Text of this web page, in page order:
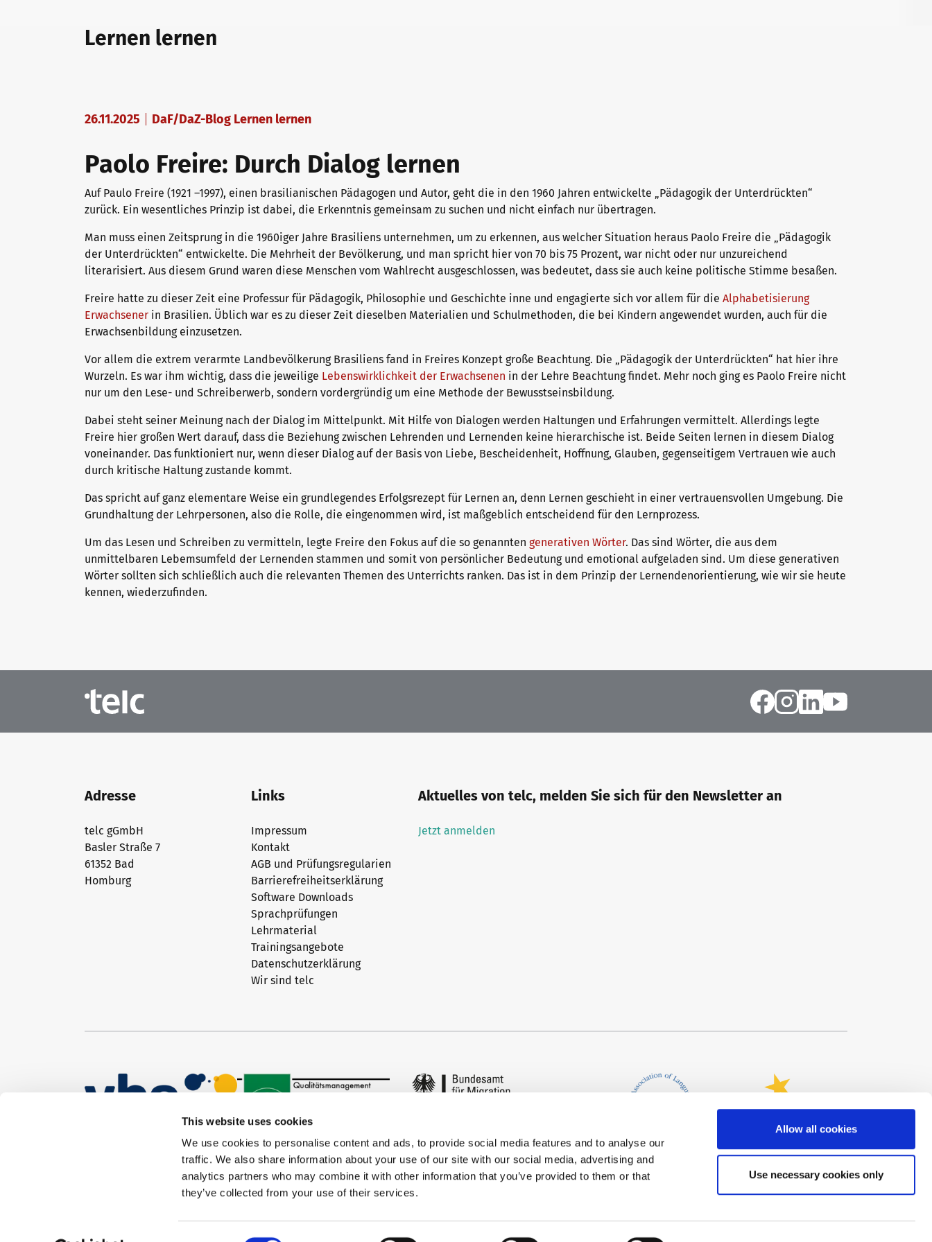
This website uses cookies
We use cookies to personalise content and ads, to provide social media features and to analyse our
traffic. We also share information about your use of our site with our social media, advertising and
analytics partners who may combine it with other information that you’ve provided to them or that
they’ve collected from your use of their services.
Allow all cookies
Use necessary cookies only
Einstufungstest
Infos für Prüfungszentren
telc Zertifikate DIGITAL
Warum telc Zertifikate?
Verifikation von telc Zertifikaten
Sprachprüfungen: Support & FAQ
Verlagsprogramm: Support & FAQ
Downloadbereich
Infopakete
ZQ BSK
Qualifizierung Prüfungsverantwortung
Qualifikationsphasen
Trainingsformate
DaF/DaZ Blog
Training: Support & FAQ
Wir sind telc
telc in der Presse
Karriere
Meet telc
ShopCampus
Lernen lernen
26.11.2025 DaF/DaZ-Blog Lernen lernen
Paolo Freire: Durch Dialog lernen
Auf Paulo Freire (1921 –1997), einen brasilianischen Pädagogen und Autor, geht die in den 1960 Jahren entwickelte „Pädagogik der Unterdrückten“
zurück. Ein wesentliches Prinzip ist dabei, die Erkenntnis gemeinsam zu suchen und nicht einfach nur übertragen.
Man muss einen Zeitsprung in die 1960iger Jahre Brasiliens unternehmen, um zu erkennen, aus welcher Situation heraus Paolo Freire die „Pädagogik
der Unterdrückten“ entwickelte. Die Mehrheit der Bevölkerung, und man spricht hier von 70 bis 75 Prozent, war nicht oder nur unzureichend
literarisiert. Aus diesem Grund waren diese Menschen vom Wahlrecht ausgeschlossen, was bedeutet, dass sie auch keine politische Stimme besaßen.
Freire hatte zu dieser Zeit eine Professur für Pädagogik, Philosophie und Geschichte inne und engagierte sich vor allem für die Alphabetisierung
Erwachsener in Brasilien. Üblich war es zu dieser Zeit dieselben Materialien und Schulmethoden, die bei Kindern angewendet wurden, auch für die
Erwachsenbildung einzusetzen.
Vor allem die extrem verarmte Landbevölkerung Brasiliens fand in Freires Konzept große Beachtung. Die „Pädagogik der Unterdrückten“ hat hier ihre
Wurzeln. Es war ihm wichtig, dass die jeweilige Lebenswirklichkeit der Erwachsenen in der Lehre Beachtung findet. Mehr noch ging es Paolo Freire nicht
nur um den Lese- und Schreiberwerb, sondern vordergründig um eine Methode der Bewusstseinsbildung.
Dabei steht seiner Meinung nach der Dialog im Mittelpunkt. Mit Hilfe von Dialogen werden Haltungen und Erfahrungen vermittelt. Allerdings legte
Freire hier großen Wert darauf, dass die Beziehung zwischen Lehrenden und Lernenden keine hierarchische ist. Beide Seiten lernen in diesem Dialog
voneinander. Das funktioniert nur, wenn dieser Dialog auf der Basis von Liebe, Bescheidenheit, Hoffnung, Glauben, gegenseitigem Vertrauen wie auch
durch kritische Haltung zustande kommt.
Das spricht auf ganz elementare Weise ein grundlegendes Erfolgsrezept für Lernen an, denn Lernen geschieht in einer vertrauensvollen Umgebung. Die
Grundhaltung der Lehrpersonen, also die Rolle, die eingenommen wird, ist maßgeblich entscheidend für den Lernprozess.
Um das Lesen und Schreiben zu vermitteln, legte Freire den Fokus auf die so genannten generativen Wörter. Das sind Wörter, die aus dem
unmittelbaren Lebemsumfeld der Lernenden stammen und somit von persönlicher Bedeutung und emotional aufgeladen sind. Um diese generativen
Wörter sollten sich schließlich auch die relevanten Themen des Unterrichts ranken. Das ist in dem Prinzip der Lernendenorientierung, wie wir sie heute
kennen, wiederzufinden.
Adresse
telc gGmbH
Basler Straße 7
61352 Bad
Homburg
Links
Impressum
Kontakt
AGB und Prüfungsregularien
Barrierefreiheitserklärung
Software Downloads
Sprachprüfungen
Lehrmaterial
Trainingsangebote
Datenschutzerklärung
Wir sind telc
Aktuelles von telc, melden Sie sich für den Newsletter an
Jetzt anmelden